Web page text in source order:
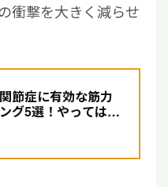
衝撃を大きく減らせ
節症に有効な筋力
グ5選！やってはい